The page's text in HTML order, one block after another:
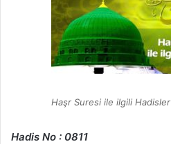
Haşr Suresi ile ilgili Hadisler
Hadis No : 0811